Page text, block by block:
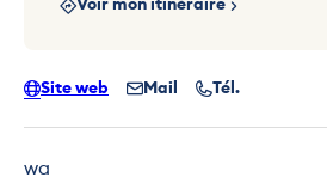
Voir mon itinéraire
Site web Mail Tél.
wa